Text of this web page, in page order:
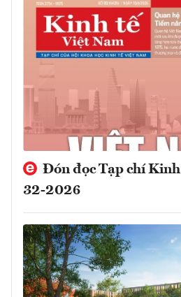
Đón đọc Tạp chí
32-2026